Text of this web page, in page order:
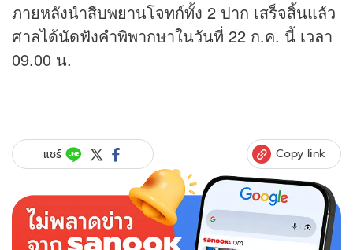
ภายหลังนำสืบพยานโจทก์ทั้ง 2 ปาก เสร็จสิ้นแล้ว
ศาลได้นัดฟังคำพิพากษาในวันที่ 22 ก.ค. นี้ เวลา
09.00 น.
แชร์ Copy link